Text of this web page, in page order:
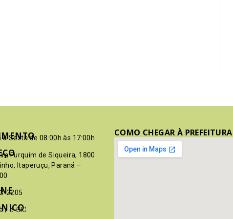
à Sexta de 08:00h às 17:00h
Furquim de Siqueira, 1800
Itaperuçu, Paraná –
2205
/ e-SIC
COMO CHEGAR À PREFEITURA